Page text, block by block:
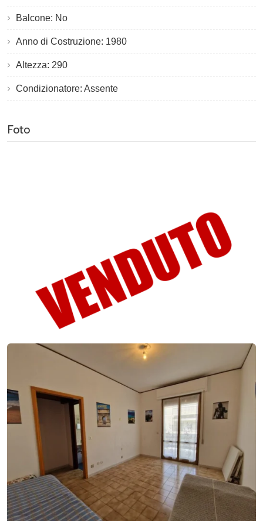
Balcone: No
Anno di Costruzione: 1980
Altezza: 290
Condizionatore: Assente
Foto